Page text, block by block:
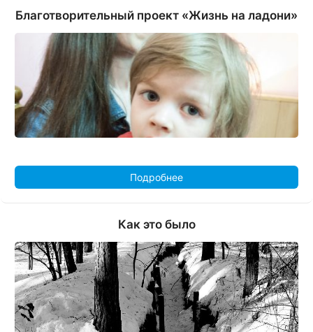
Благотворительный проект «Жизнь на ладони»
Подробнее
Как это было